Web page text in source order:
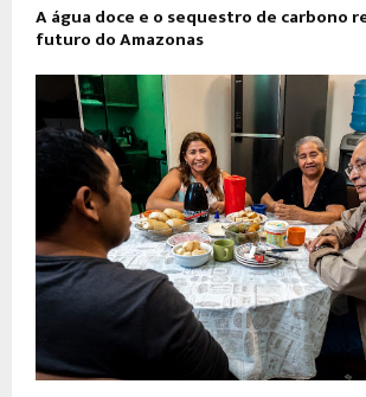
A água doce e o sequestro de carbono
futuro do Amazonas